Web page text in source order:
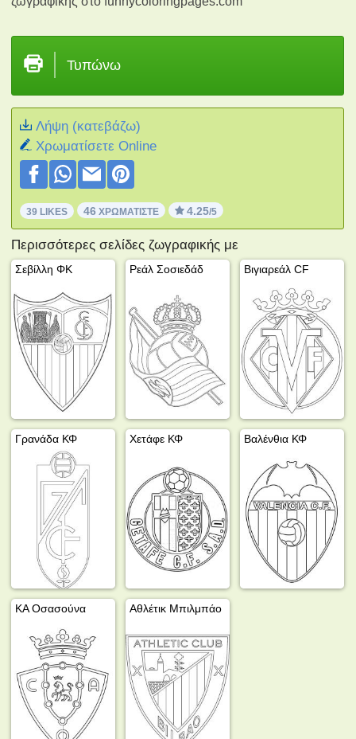
Τυπώνω
Λήψη (κατεβάζω)
Xρωματίσετε Online
39 LIKES 46 ΧΡΩΜΑΤΊΣΤΕ 4.25/5
Περισσότερες σελίδες ζωγραφικής με
Σεβίλλη ΦΚ Ρεάλ Σοσιεδάδ Βιγιαρεάλ CF
Γρανάδα ΚΦ Χετάφε ΚΦ Βαλένθια ΚΦ
ΚΑ Οσασούνα Αθλέτικ Μπιλμπάο